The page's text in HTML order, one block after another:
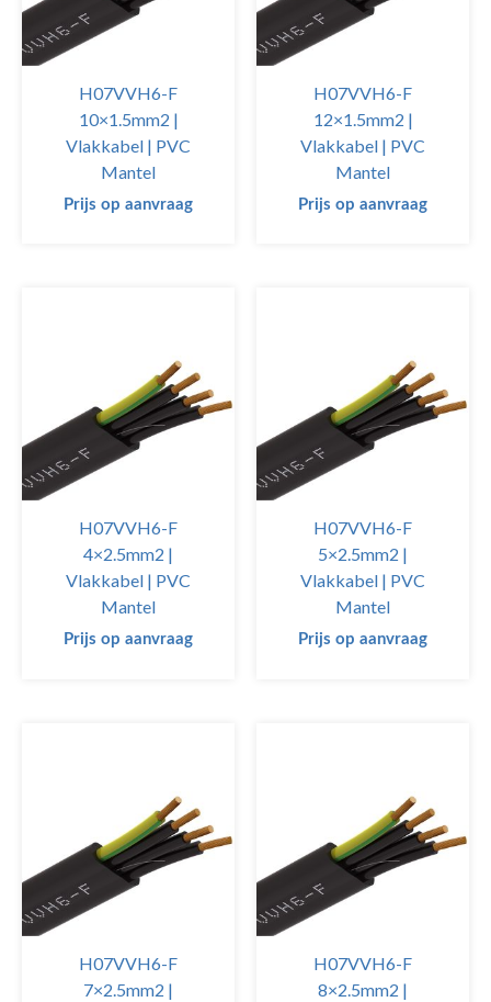
H07VVH6-F
10×1.5mm2 |
Vlakkabel | PVC
Mantel
Prijs op aanvraag
H07VVH6-F
12×1.5mm2 |
Vlakkabel | PVC
Mantel
Prijs op aanvraag
H07VVH6-F
4×2.5mm2 |
Vlakkabel | PVC
Mantel
Prijs op aanvraag
H07VVH6-F
5×2.5mm2 |
Vlakkabel | PVC
Mantel
Prijs op aanvraag
H07VVH6-F
7×2.5mm2 |
H07VVH6-F
8×2.5mm2 |